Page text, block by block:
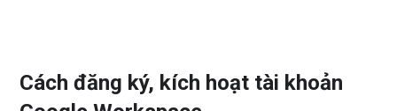
Cách đăng ký, kích hoạt tài khoản